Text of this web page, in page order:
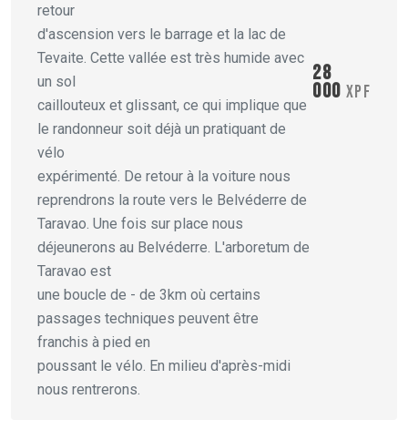
retour
d'ascension vers le barrage et la lac de
Tevaite. Cette vallée est très humide avec
un sol
caillouteux et glissant, ce qui implique que
le randonneur soit déjà un pratiquant de
vélo
expérimenté. De retour à la voiture nous
reprendrons la route vers le Belvéderre de
Taravao. Une fois sur place nous
déjeunerons au Belvéderre. L'arboretum de
Taravao est
une boucle de - de 3km où certains
passages techniques peuvent être
franchis à pied en
poussant le vélo. En milieu d'après-midi
nous rentrerons.
28
000 XPF